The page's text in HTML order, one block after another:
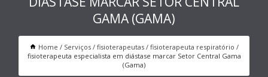
GAMA (GAMA)
Home Serviços fisioterapeutas
fisioterapeuta respiratório
fisioterapeuta especialista em diástase marcar Setor Central Gama
(Gama)